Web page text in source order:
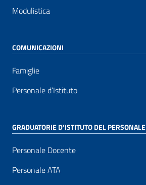
Modulistica
COMUNICAZIONI
Famiglie
Personale d’Istituto
GRADUATORIE D’ISTITUTO DEL
Personale Docente
Personale ATA